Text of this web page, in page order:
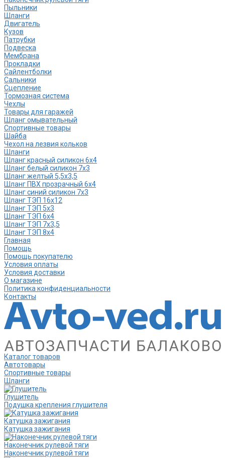
Пыльники
Шланги
Двигатель
Кузов
Патрубки
Подвеска
Мембрана
Прокладки
Сайлентболки
Сальники
Сцепление
Тормозная система
Чехлы
Товары для гаражей
Шланг омывательный
Спортивные товары
Шайба
Чехол на лезвия кольков
Шланги
Шланг красный силикон 6х4
Шланг белый силикон 7х3
Шланг желтый 5,5х3,5
Шланг ПВХ прозрачный 6х4
Шланг синий силикон 7х3
Шланг ТЭП 16х12
Шланг ТЭП 5х3
Шланг ТЭП 6х4
Шланг ТЭП 7х3,5
Шланг ТЭП 8х4
Главная
Помощь
Помощь покупателю
Условия оплаты
Условия доставки
О магазине
Политика конфиденциальности
Контакты
Каталог товаров
Автотовары
Спортивные товары
Шланги
Глушитель
Подушка крепления глушителя
Катушка зажигания
Катушка зажигания
Наконечник рулевой тяги
Наконечник рулевой тяги